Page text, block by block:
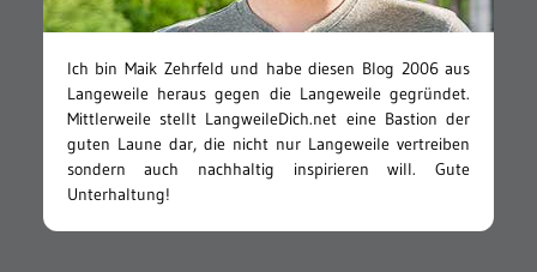
Ich bin Maik Zehrfeld und habe diesen Blog 2006 aus
Langeweile heraus gegen die Langeweile gegründet.
Mittlerweile stellt LangweileDich.net eine Bastion der
guten Laune dar, die nicht nur Langeweile vertreiben
sondern auch nachhaltig inspirieren will. Gute
Unterhaltung!